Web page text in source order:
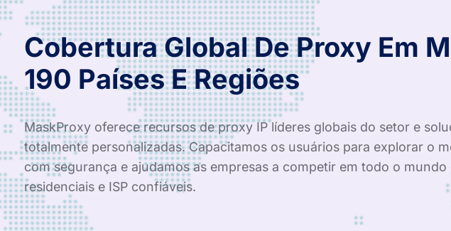
Cobertura Global De Proxy Em
190 Países E Regiões
MaskProxy oferece recursos de proxy IP líderes globais do setor e
totalmente personalizadas. Capacitamos os usuários para explorar o
com segurança e ajudamos as empresas a competir em todo o
residenciais e ISP confiáveis.